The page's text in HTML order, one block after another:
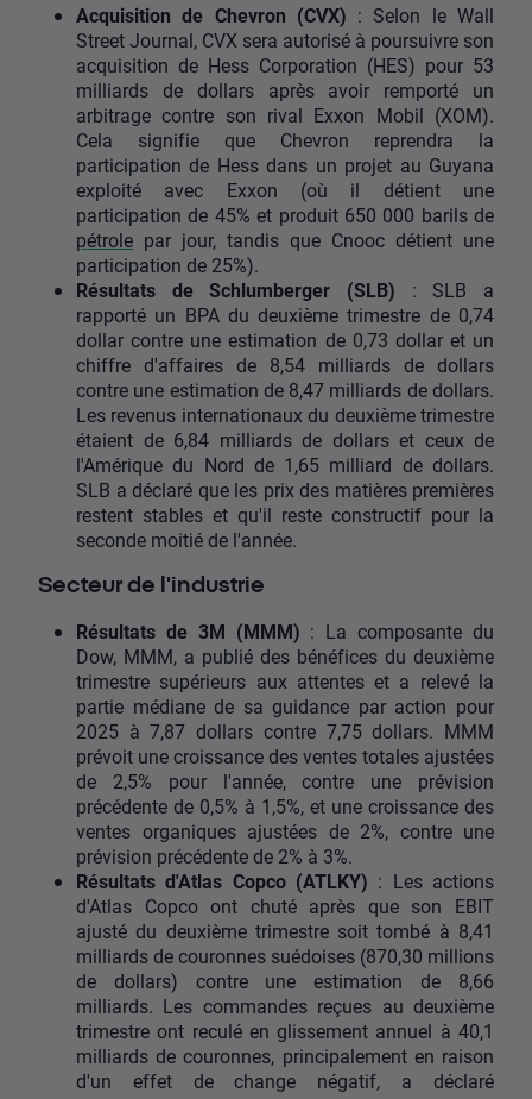
Acquisition de Chevron (CVX) : Selon le Wall
Street Journal, CVX sera autorisé à poursuivre son
acquisition de Hess Corporation (HES) pour 53
milliards de dollars après avoir remporté un
arbitrage contre son rival Exxon Mobil (XOM).
Cela signifie que Chevron reprendra la
participation de Hess dans un projet au Guyana
exploité avec Exxon (où il détient une
participation de 45% et produit 650 000 barils de
pétrole par jour, tandis que Cnooc détient une
participation de 25%).
Résultats de Schlumberger (SLB) : SLB a
rapporté un BPA du deuxième trimestre de 0,74
dollar contre une estimation de 0,73 dollar et un
chiffre d'affaires de 8,54 milliards de dollars
contre une estimation de 8,47 milliards de dollars.
Les revenus internationaux du deuxième trimestre
étaient de 6,84 milliards de dollars et ceux de
l'Amérique du Nord de 1,65 milliard de dollars.
SLB a déclaré que les prix des matières premières
restent stables et qu'il reste constructif pour la
seconde moitié de l'année.
Secteur de l'industrie
Résultats de 3M (MMM) : La composante du
Dow, MMM, a publié des bénéfices du deuxième
trimestre supérieurs aux attentes et a relevé la
partie médiane de sa guidance par action pour
2025 à 7,87 dollars contre 7,75 dollars. MMM
prévoit une croissance des ventes totales ajustées
de 2,5% pour l'année, contre une prévision
précédente de 0,5% à 1,5%, et une croissance des
ventes organiques ajustées de 2%, contre une
prévision précédente de 2% à 3%.
Résultats d'Atlas Copco (ATLKY) : Les actions
d'Atlas Copco ont chuté après que son EBIT
ajusté du deuxième trimestre soit tombé à 8,41
milliards de couronnes suédoises (870,30 millions
de dollars) contre une estimation de 8,66
milliards. Les commandes reçues au deuxième
trimestre ont reculé en glissement annuel à 40,1
milliards de couronnes, principalement en raison
d'un effet de change négatif, a déclaré